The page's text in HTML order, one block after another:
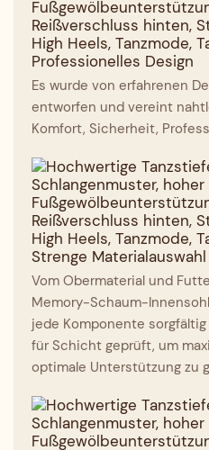
Professionelles Design
Es wurde von erfahrenen
entworfen und vereint
Komfort, Sicherheit,
Strenge Materialauswahl
Vom Obermaterial und
Memory-Schaum-
jede Komponente
für Schicht geprüft, um
optimale Unterstützung zu